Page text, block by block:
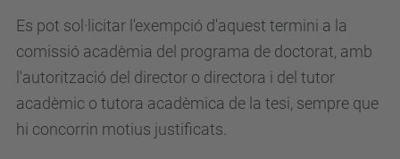
Es pot sol·licitar l'exempció d'aquest termini a la
comissió acadèmia del programa de doctorat, amb
l'autorització del director o directora i del tutor
acadèmic o tutora acadèmica de la tesi, sempre que
hi concorrin motius justificats.